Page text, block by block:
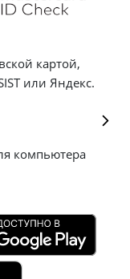
картой,
или Яндекс.
компьютера